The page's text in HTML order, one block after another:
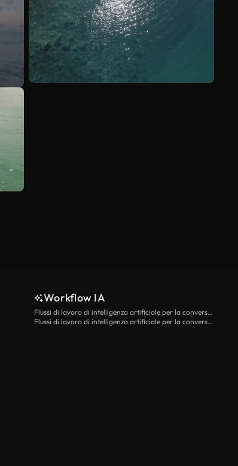
Workflow IA
Flussi di lavoro di intelligenza artificiale per la conversione da testo a video
Flussi di lavoro di intelligenza artificiale per la conversione di immagini in video